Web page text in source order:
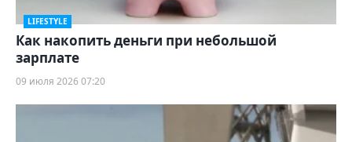
LIFESTYLE
Как накопить деньги при небольшой
зарплате
09 июля 2026 07:20